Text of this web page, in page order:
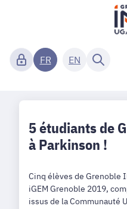
FR EN
5 étudiants de
à Parkinson !
Cinq élèves de Grenoble
iGEM Grenoble 2019,
issus de la Communauté